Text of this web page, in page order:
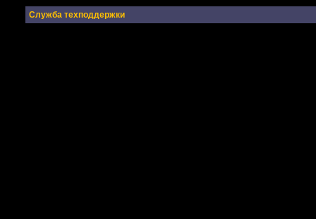
Служба техподдержки